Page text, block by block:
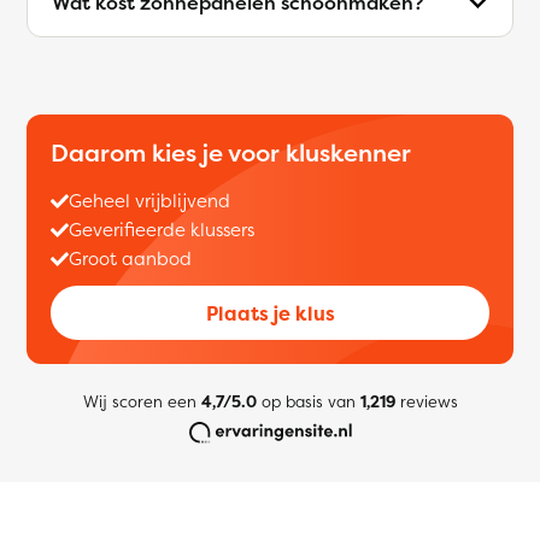
Daarom kies je voor kluskenner
Geheel vrijblijvend
Geverifieerde klussers
Groot aanbod
Plaats je klus
Wij scoren een 4,7/5.0op basis van 1,219reviews